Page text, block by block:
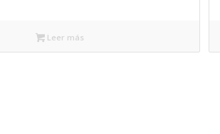
Leer más